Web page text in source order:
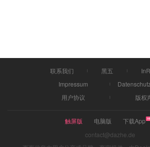
联系我们 黑五
Impressum
用户协议
版权
触屏版 电脑版
下载App
contact@dazhe.de